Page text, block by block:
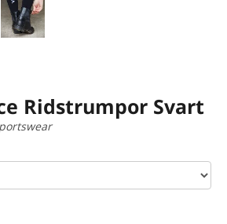
Ridstrumpor Svart